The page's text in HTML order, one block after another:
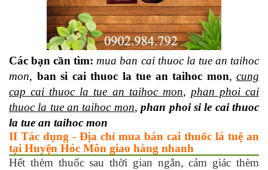
Các bạn cần tìm: mua ban cai thuoc la tue an taihoc
mon, ban si cai thuoc la tue an taihoc mon, cung
cap cai thuoc la tue an taihoc mon, phan phoi cai
thuoc la tue an taihoc mon,phan phoi si le cai thuoc
la tue an taihoc mon
II Tác dụng - Địa chỉ mua bán cai thuốc lá tuệ an
tại Huyện Hóc Môn giao hàng nhanh
Hết thèm thuốc sau thời gian ngắn, cảm giác thèm